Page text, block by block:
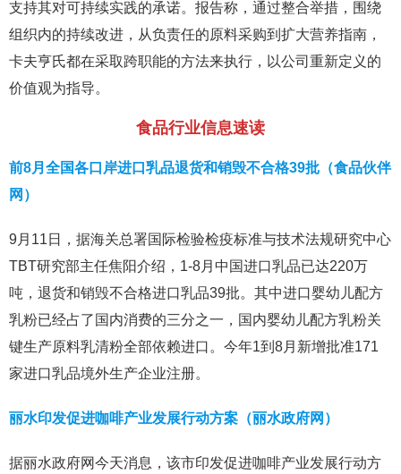
支持其对可持续实践的承诺。报告称，通过整合举措，围绕
组织内的持续改进，从负责任的原料采购到扩大营养指南，
卡夫亨氏都在采取跨职能的方法来执行，以公司重新定义的
价值观为指导。
食品行业信息速读
前8月全国各口岸进口乳品退货和销毁不合格39批（食品伙伴
网）
9月11日，据海关总署国际检验检疫标准与技术法规研究中心
TBT研究部主任焦阳介绍，1-8月中国进口乳品已达220万
吨，退货和销毁不合格进口乳品39批。其中进口婴幼儿配方
乳粉已经占了国内消费的三分之一，国内婴幼儿配方乳粉关
键生产原料乳清粉全部依赖进口。今年1到8月新增批准171
家进口乳品境外生产企业注册。
丽水印发促进咖啡产业发展行动方案（丽水政府网）
据丽水政府网今天消息，该市印发促进咖啡产业发展行动方